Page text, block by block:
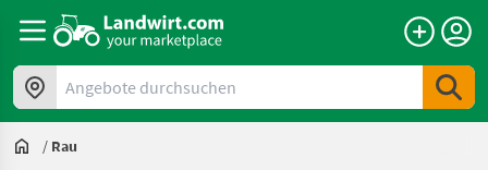
Angebote durchsuchen
/ Rau